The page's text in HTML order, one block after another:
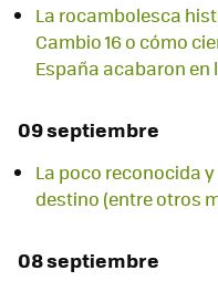
La rocambolesca
Cambio 16 o cómo
España acabaron en
09 septiembre
La poco reconocida
destino (entre otros
08 septiembre